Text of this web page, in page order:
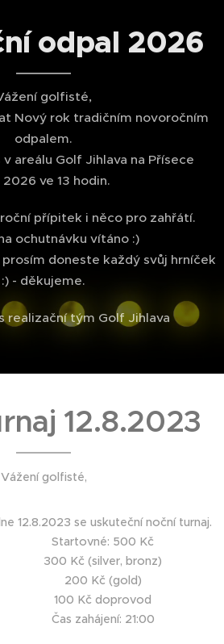
odpal 2026
golfisté,
Nový rok tradičním novoročním
odpalem.
areálu Golf Jihlava na Přísece
2026 ve 13 hodin.
přípitek i něco pro zahřátí.
ochutnávku vítáno :)
doneste každý svůj hrníček
:) - děkujeme.
realizační tým Golf Jihlava
12.8.2023
Vážení golfisté,
12.8.2023 se uskuteční noční turnaj.
Startovné: 500 Kč
300 Kč (silver, bronz)
200 Kč (gold)
100 Kč doprovod
Čas zahájení: 21:00